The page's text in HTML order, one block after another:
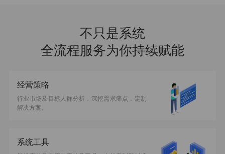
不只是系统
全流程服务为你持续赋能
经营策略
行业市场及目标人群分析，深挖需求痛点，定制
解决方案。
系统工具